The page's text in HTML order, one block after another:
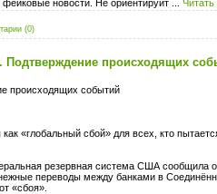
новости. Не ориентируйт
(0)
происходящих
происходящих событий
«глобальный сбой» для всех, кто
резервная система США сообщила
переводы между банками в
«сбоя».